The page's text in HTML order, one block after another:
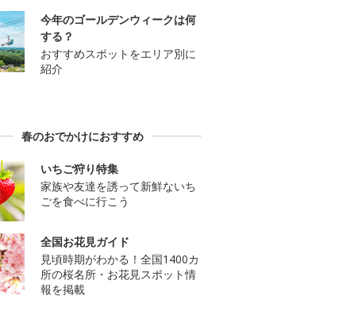
今年のゴールデンウィークは何
する？
おすすめスポットをエリア別に
紹介
春のおでかけにおすすめ
いちご狩り特集
家族や友達を誘って新鮮ないち
ごを食べに行こう
全国お花見ガイド
見頃時期がわかる！全国1400カ
所の桜名所・お花見スポット情
報を掲載